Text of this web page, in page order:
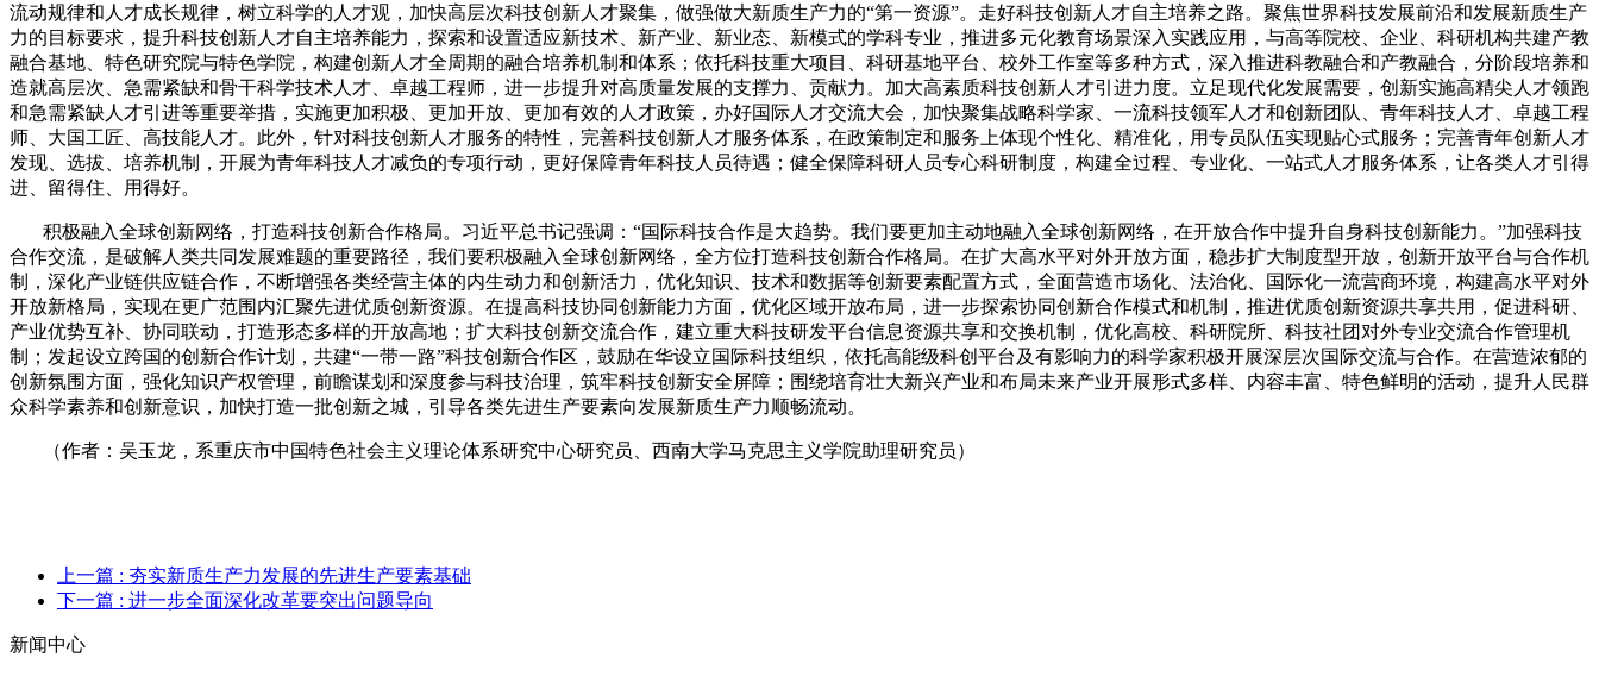
流动规律和人才成长规律，树立科学的人才观，加快高层次科技创新人才聚集，做强做大新质生产力的“第一资源”。走好科技创新人才自主培养之路。聚焦世界科技发展前沿和发展新质生产
力的目标要求，提升科技创新人才自主培养能力，探索和设置适应新技术、新产业、新业态、新模式的学科专业，推进多元化教育场景深入实践应用，与高等院校、企业、科研机构共建产教
融合基地、特色研究院与特色学院，构建创新人才全周期的融合培养机制和体系；依托科技重大项目、科研基地平台、校外工作室等多种方式，深入推进科教融合和产教融合，分阶段培养和
造就高层次、急需紧缺和骨干科学技术人才、卓越工程师，进一步提升对高质量发展的支撑力、贡献力。加大高素质科技创新人才引进力度。立足现代化发展需要，创新实施高精尖人才领跑
和急需紧缺人才引进等重要举措，实施更加积极、更加开放、更加有效的人才政策，办好国际人才交流大会，加快聚集战略科学家、一流科技领军人才和创新团队、青年科技人才、卓越工程
师、大国工匠、高技能人才。此外，针对科技创新人才服务的特性，完善科技创新人才服务体系，在政策制定和服务上体现个性化、精准化，用专员队伍实现贴心式服务；完善青年创新人才
发现、选拔、培养机制，开展为青年科技人才减负的专项行动，更好保障青年科技人员待遇；健全保障科研人员专心科研制度，构建全过程、专业化、一站式人才服务体系，让各类人才引得
进、留得住、用得好。
积极融入全球创新网络，打造科技创新合作格局。习近平总书记强调：“国际科技合作是大趋势。我们要更加主动地融入全球创新网络，在开放合作中提升自身科技创新能力。”加强科技
合作交流，是破解人类共同发展难题的重要路径，我们要积极融入全球创新网络，全方位打造科技创新合作格局。在扩大高水平对外开放方面，稳步扩大制度型开放，创新开放平台与合作机
制，深化产业链供应链合作，不断增强各类经营主体的内生动力和创新活力，优化知识、技术和数据等创新要素配置方式，全面营造市场化、法治化、国际化一流营商环境，构建高水平对外
开放新格局，实现在更广范围内汇聚先进优质创新资源。在提高科技协同创新能力方面，优化区域开放布局，进一步探索协同创新合作模式和机制，推进优质创新资源共享共用，促进科研、
产业优势互补、协同联动，打造形态多样的开放高地；扩大科技创新交流合作，建立重大科技研发平台信息资源共享和交换机制，优化高校、科研院所、科技社团对外专业交流合作管理机
制；发起设立跨国的创新合作计划，共建“一带一路”科技创新合作区，鼓励在华设立国际科技组织，依托高能级科创平台及有影响力的科学家积极开展深层次国际交流与合作。在营造浓郁的
创新氛围方面，强化知识产权管理，前瞻谋划和深度参与科技治理，筑牢科技创新安全屏障；围绕培育壮大新兴产业和布局未来产业开展形式多样、内容丰富、特色鲜明的活动，提升人民群
众科学素养和创新意识，加快打造一批创新之城，引导各类先进生产要素向发展新质生产力顺畅流动。
（作者：吴玉龙，系重庆市中国特色社会主义理论体系研究中心研究员、西南大学马克思主义学院助理研究员）
上一篇 : 夯实新质生产力发展的先进生产要素基础
下一篇 : 进一步全面深化改革要突出问题导向
新闻中心